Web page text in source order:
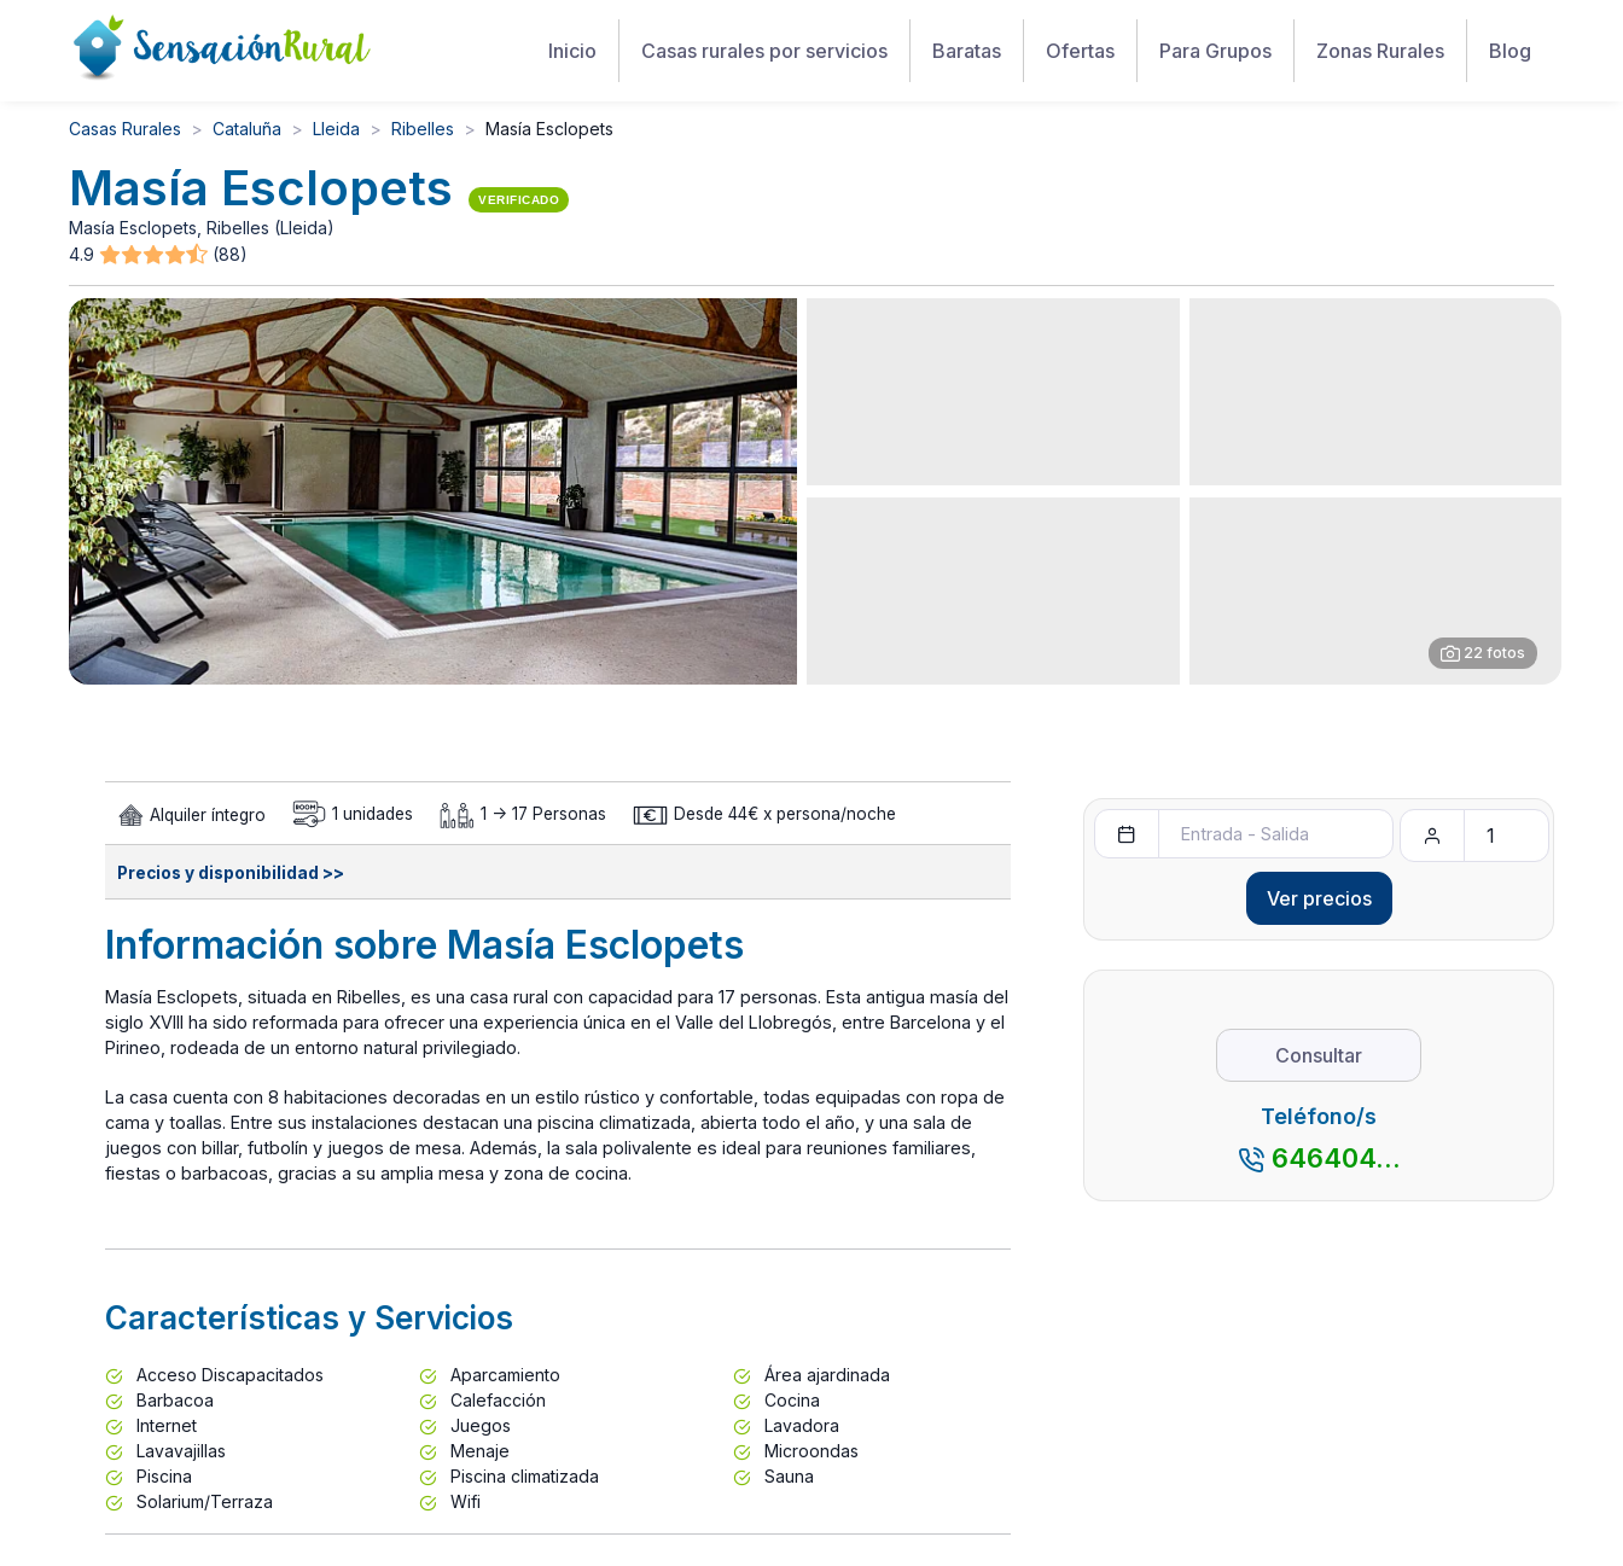
Inicio Casas rurales por servicios Baratas Ofertas Para Grupos Zonas Rurales Blog
Casas Rurales Cataluña Lleida Ribelles Masía Esclopets
Masía Esclopets VERIFICADO
Masía Esclopets, Ribelles (Lleida)
4.9
(88)
22 fotos
Alquiler íntegro 1 unidades 1 -> 17 Personas Desde 44€ x persona/noche
Precios y disponibilidad >>
Información sobre Masía Esclopets
Masía Esclopets, situada en Ribelles, es una casa rural con capacidad para 17 personas. Esta antigua masía del
siglo XVIII ha sido reformada para ofrecer una experiencia única en el Valle del Llobregós, entre Barcelona y el
Pirineo, rodeada de un entorno natural privilegiado.
La casa cuenta con 8 habitaciones decoradas en un estilo rústico y confortable, todas equipadas con ropa de
cama y toallas. Entre sus instalaciones destacan una piscina climatizada, abierta todo el año, y una sala de
juegos con billar, futbolín y juegos de mesa. Además, la sala polivalente es ideal para reuniones familiares,
fiestas o barbacoas, gracias a su amplia mesa y zona de cocina.
Características y Servicios
Acceso Discapacitados Aparcamiento
Área ajardinada
Barbacoa
Calefacción
Cocina
Internet
Juegos
Lavadora
Lavavajillas
Menaje
Microondas
Piscina
Piscina climatizada
Sauna
Solarium/Terraza
Wifi
Ver precios
Consultar
Teléfono/s
646404...